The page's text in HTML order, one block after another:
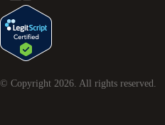
© Copyright 2026. All rights reserved.